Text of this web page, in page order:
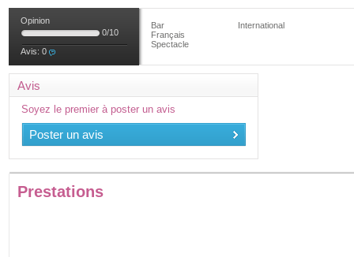
Opinion
0/10
Avis: 0
Bar
Français
Spectacle
International
Avis
Soyez le premier à poster un avis
Poster un avis
Prestations